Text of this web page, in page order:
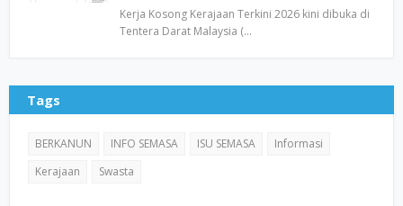
Kerja Kosong Kerajaan Terkini 2026 kini dibuka di
Tentera Darat Malaysia (…
Tags
BERKANUN INFO SEMASA ISU SEMASA
Informasi
Kerajaan
Swasta